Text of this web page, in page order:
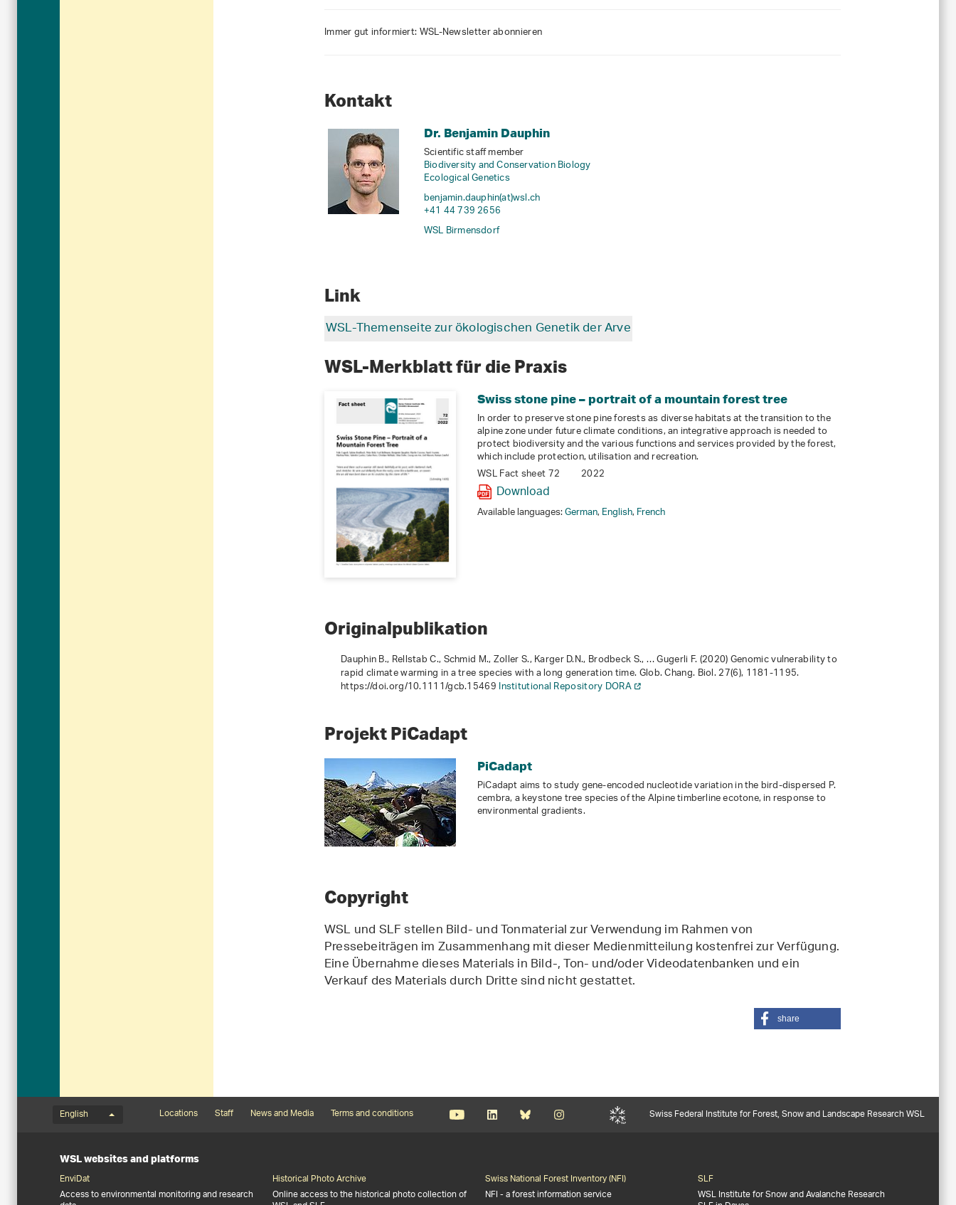
Immer gut informiert: WSL-Newsletter abonnieren
Kontakt
Dr. Benjamin Dauphin
Scientific staff member
Biodiversity and Conservation Biology
Ecological Genetics
benjamin.dauphin(at)wsl.ch
+41 44 739 2656
WSL Birmensdorf
Link
WSL-Themenseite zur ökologischen Genetik der Arve
WSL-Merkblatt für die Praxis
Swiss stone pine – portrait of a mountain forest tree
In order to preserve stone pine forests as diverse habitats at the transition to the
alpine zone under future climate conditions, an integrative approach is needed to
protect biodiversity and the various functions and services provided by the forest,
which include protection, utilisation and recreation.
WSL Fact sheet 72
2022
Download
Available languages:German,English,French
Originalpublikation
Dauphin B., Rellstab C., Schmid M., Zoller S., Karger D.N., Brodbeck S., … Gugerli F. (2020) Genomic vulnerability to
rapid climate warming in a tree species with a long generation time. Glob. Chang. Biol.27(6), 1181-1195.
https://doi.org/10.1111/gcb.15469Institutional Repository DORA
Projekt PiCadapt
PiCadapt
PiCadapt aims to study gene-encoded nucleotide variation in the bird-dispersed P.
cembra, a keystone tree species of the Alpine timberline ecotone, in response to
environmental gradients.
Copyright
WSL und SLF stellen Bild- und Tonmaterial zur Verwendung im Rahmen von
Pressebeiträgen im Zusammenhang mit dieser Medienmitteilung kostenfrei zur Verfügung.
Eine Übernahme dieses Materials in Bild-, Ton- und/oder Videodatenbanken und ein
Verkauf des Materials durch Dritte sind nicht gestattet.
share
Language menu
English
Footernavigation
Locations Staff News and Media Terms and conditions Swiss Federal Institute for Forest, Snow and Landscape Research WSL
WSL websites and platforms
EnviDat
Access to environmental monitoring and research
Historical Photo Archive
Online access to the historical photo collection of
Swiss National Forest Inventory (NFI)
NFI - a forest information service
SLF
WSL Institute for Snow and Avalanche Research